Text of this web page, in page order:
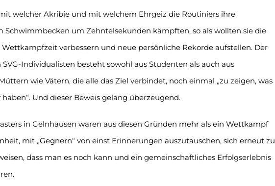
welcher Akribie und mit welchem Ehrgeiz die Routiniers ihre
um Zehntelsekunden kämpften, so als wollten sie die
verbessern und neue persönliche Rekorde aufstellen. Der
Individualisten besteht sowohl aus Studenten als auch aus
wie Vätern, die alle das Ziel verbindet, noch einmal „zu zeigen, was
Und dieser Beweis gelang überzeugend.
in Gelnhausen waren aus diesen Gründen mehr als ein Wettkampf
mit „Gegnern“ von einst Erinnerungen auszutauschen, sich erneut zu
dass man es noch kann und ein gemeinschaftliches Erfolgserlebnis